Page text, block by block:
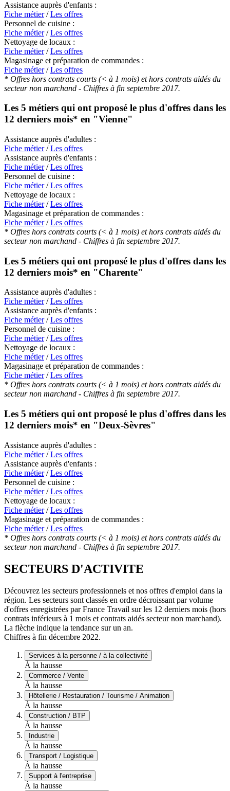
Assistance auprès d'enfants :
Fiche métier/Les offres
Personnel de cuisine :
Fiche métier/Les offres
Nettoyage de locaux :
Fiche métier/Les offres
Magasinage et préparation de commandes :
Fiche métier/Les offres
* Offres hors contrats courts (< à 1 mois) et hors contrats aidés du
secteur non marchand - Chiffres à fin septembre 2017.
Les 5 métiers qui ont proposé le plus d'offres dans les
12 derniers mois* en "Vienne"
Assistance auprès d'adultes :
Fiche métier/Les offres
Assistance auprès d'enfants :
Fiche métier/Les offres
Personnel de cuisine :
Fiche métier/Les offres
Nettoyage de locaux :
Fiche métier/Les offres
Magasinage et préparation de commandes :
Fiche métier/Les offres
* Offres hors contrats courts (< à 1 mois) et hors contrats aidés du
secteur non marchand - Chiffres à fin septembre 2017.
Les 5 métiers qui ont proposé le plus d'offres dans les
12 derniers mois* en "Charente"
Assistance auprès d'adultes :
Fiche métier/Les offres
Assistance auprès d'enfants :
Fiche métier/Les offres
Personnel de cuisine :
Fiche métier/Les offres
Nettoyage de locaux :
Fiche métier/Les offres
Magasinage et préparation de commandes :
Fiche métier/Les offres
* Offres hors contrats courts (< à 1 mois) et hors contrats aidés du
secteur non marchand - Chiffres à fin septembre 2017.
Les 5 métiers qui ont proposé le plus d'offres dans les
12 derniers mois* en "Deux-Sèvres"
Assistance auprès d'adultes :
Fiche métier/Les offres
Assistance auprès d'enfants :
Fiche métier/Les offres
Personnel de cuisine :
Fiche métier/Les offres
Nettoyage de locaux :
Fiche métier/Les offres
Magasinage et préparation de commandes :
Fiche métier/Les offres
* Offres hors contrats courts (< à 1 mois) et hors contrats aidés du
secteur non marchand - Chiffres à fin septembre 2017.
SECTEURS D'ACTIVITE
Découvrez les secteurs professionnels et nos offres d'emploi dans la
région. Les secteurs sont classés en ordre décroissant par volume
d'offres enregistrées par France Travail sur les 12 derniers mois (hors
contrats inférieurs à 1 mois et contrats aidés secteur non marchand).
La flèche indique la tendance sur un an.
Chiffres à fin décembre 2022.
Services à la personne / à la collectivité
À la hausse
Commerce / Vente
À la hausse
Hôtellerie / Restauration / Tourisme / Animation
À la hausse
Construction / BTP
À la hausse
Industrie
À la hausse
Transport / Logistique
À la hausse
Support à l'entreprise
À la hausse